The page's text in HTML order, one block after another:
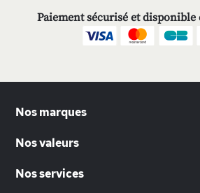
Paiement sécurisé et disponible
Nos marques
Nos valeurs
Nos services